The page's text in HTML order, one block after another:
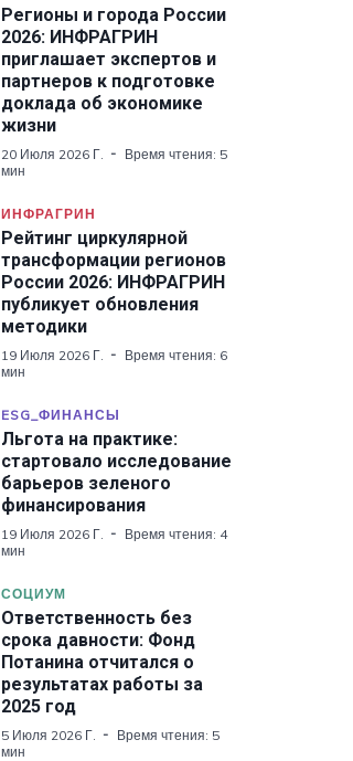
Регионы и города России
2026: ИНФРАГРИН
приглашает экспертов и
партнеров к подготовке
доклада об экономике
жизни
20 Июля 2026 Г.
Время чтения: 5
мин
ИНФРАГРИН
Рейтинг циркулярной
трансформации регионов
России 2026: ИНФРАГРИН
публикует обновления
методики
19 Июля 2026 Г.
Время чтения: 6
мин
ESG_ФИНАНСЫ
Льгота на практике:
стартовало исследование
барьеров зеленого
финансирования
19 Июля 2026 Г.
Время чтения: 4
мин
СОЦИУМ
Ответственность без
срока давности: Фонд
Потанина отчитался о
результатах работы за
2025 год
5 Июля 2026 Г.
Время чтения: 5
мин